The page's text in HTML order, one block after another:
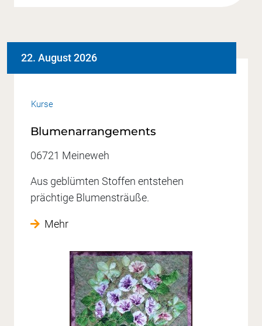
Kurse
22. August 2026
Blumenarrangements
06721 Meineweh
Aus geblümten Stoffen entstehen
prächtige Blumensträuße.
Mehr